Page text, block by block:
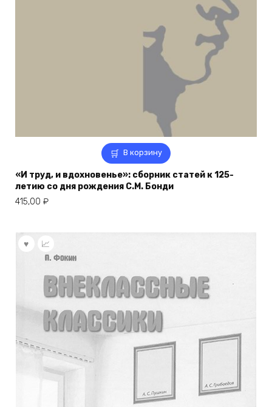
В корзину
«И труд, и вдохновенье»: сборник статей к 125-
летию со дня рождения С.М. Бонди
415,00 ₽